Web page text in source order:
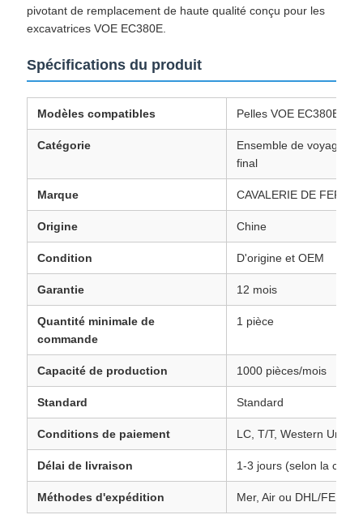
pivotant de remplacement de haute qualité conçu pour les
excavatrices VOE EC380E.
Spécifications du produit
Modèles compatibles Pelles VOE EC380E
Catégorie
Ensemble de voyage
final
Marque CAVALERIE DE FER
Origine Chine
Condition D'origine et OEM
Garantie 12 mois
Quantité minimale de
commande
1 pièce
Capacité de production 1000 pièces/mois
Standard Standard
Conditions de paiement LC, T/T, Western
Délai de livraison 1-3 jours (selon la
Méthodes d'expédition Mer, Air ou DHL/